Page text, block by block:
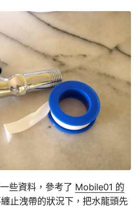
些資料，參考了 Mobile01 的
止洩帶的狀況下，把水龍頭先